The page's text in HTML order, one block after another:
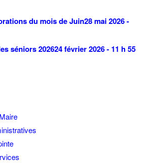
du mois de Juin28 mai 2026 -
séniors 202624 février 2026 - 11 h 55